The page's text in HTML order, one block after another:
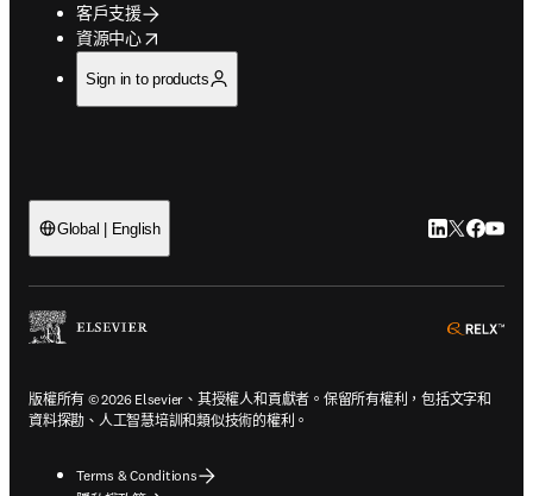
客戶支援
資源中心
opens in new tab/window
Sign in to products
Global | English LinkedIn 打
Twitter 打
版權所有 © 2026 Elsevier、其授權人和貢獻者。保留所有權利，包括文字和
資料探勘、人工智慧培訓和類似技術的權利。
Terms & Conditions